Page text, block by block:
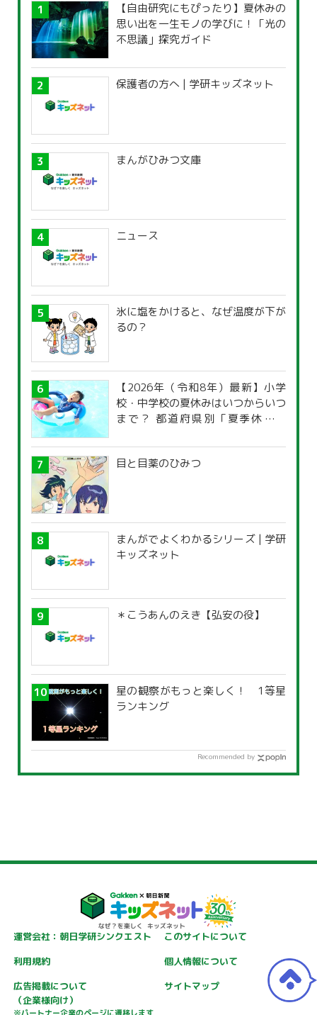
【自由研究にもぴったり】夏休みの
思い出を一生モノの学びに！「光の
不思議」探究ガイド
保護者の方へ | 学研キッズネット
まんがひみつ文庫
ニュース
氷に塩をかけると、なぜ温度が下が
るの？
【2026年（令和8年）最新】小学
校・中学校の夏休みはいつからいつ
まで？ 都道府県別「夏季休暇一
目と目薬のひみつ
まんがでよくわかるシリーズ | 学研
キッズネット
＊こうあんのえき【弘安の役】
星の観察がもっと楽しく！ 1等星
ランキング
Recommended by
運営会社：朝日学研シンクエスト
このサイトについて
利用規約
個人情報について
広告掲載について
（企業様向け）
サイトマップ